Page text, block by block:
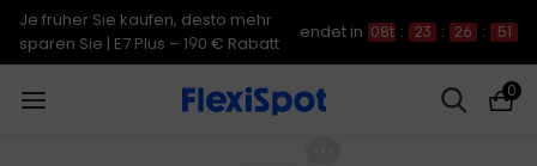
Je früher Sie kaufen, desto mehr
sparen Sie | C7 Morpher – 290 €
Rabatt
endet in
0